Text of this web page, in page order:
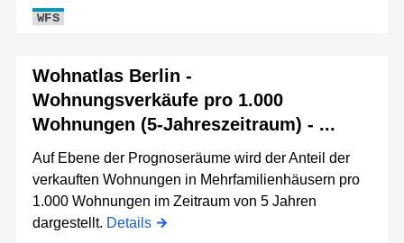
WFS
Wohnatlas Berlin -
Wohnungsverkäufe pro 1.000
Wohnungen (5-Jahreszeitraum) - ...
Auf Ebene der Prognoseräume wird der Anteil der
verkauften Wohnungen in Mehrfamilienhäusern pro
1.000 Wohnungen im Zeitraum von 5 Jahren
dargestellt. Details